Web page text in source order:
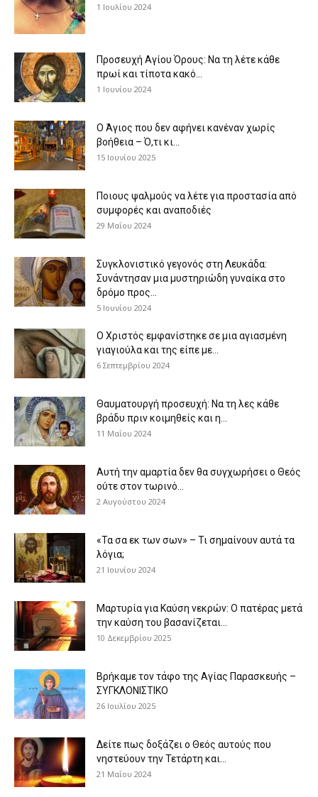
1 Ιουλίου 2024
Προσευχή Αγίου Όρους: Να τη λέτε κάθε
πρωί και τίποτα κακό...
1 Ιουνίου 2024
Ο Άγιος που δεν αφήνει κανέναν χωρίς
βοήθεια – Ό,τι κι...
15 Ιουνίου 2025
Ποιους ψαλμούς να λέτε για προστασία από
συμφορές και αναποδιές
29 Μαΐου 2024
Συγκλονιστικό γεγονός στη Λευκάδα:
Συνάντησαν μια μυστηριώδη γυναίκα στο
δρόμο προς...
5 Ιουνίου 2024
Ο Χριστός εμφανίστηκε σε μια αγιασμένη
γιαγιούλα και της είπε με...
6 Σεπτεμβρίου 2024
Θαυματουργή προσευχή: Να τη λες κάθε
βράδυ πριν κοιμηθείς και η...
11 Μαΐου 2024
Αυτή την αμαρτία δεν θα συγχωρήσει ο Θεός
ούτε στον τωρινό...
2 Αυγούστου 2024
«Τα σα εκ των σων» – Τι σημαίνουν αυτά τα
λόγια;
21 Ιουνίου 2024
Μαρτυρία για Καύση νεκρών: Ο πατέρας μετά
την καύση του βασανίζεται...
10 Δεκεμβρίου 2025
Βρήκαμε τον τάφο της Αγίας Παρασκευής –
ΣΥΓΚΛΟΝΙΣΤΙΚΟ
26 Ιουλίου 2025
Δείτε πως δοξάζει ο Θεός αυτούς που
νηστεύουν την Τετάρτη και...
21 Μαΐου 2024